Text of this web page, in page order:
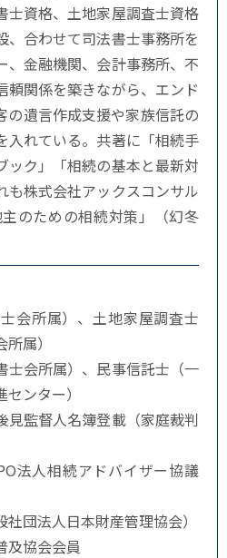
士資格、土地家屋調査士資格
、合わせて司法書士事務所を
、金融機関、会計事務所、不
頼関係を築きながら、エンド
の遺言作成支援や家族信託の
入れている。共著に「相続手
ック」「相続の基本と最新対
も株式会社アックスコンサル
のための相続対策」（幻冬
会所属）、土地家屋調査士
属）
士会所属）、民事信託士（一
ンター）
見監督人名簿登載（家庭裁判
法人相続アドバイザー協議
団法人日本財産管理協会）
及協会会員